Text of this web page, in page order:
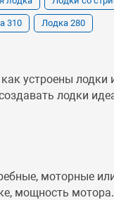
310 Лодка 280
устроены
лодки
моторные
мощность мотора.